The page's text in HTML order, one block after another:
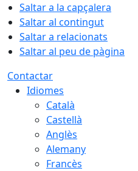
Saltar a la capçalera
Saltar al contingut
Saltar a relacionats
Saltar al peu de pàgina
Contactar
Idiomes
Català
Castellà
Anglès
Alemany
Francès